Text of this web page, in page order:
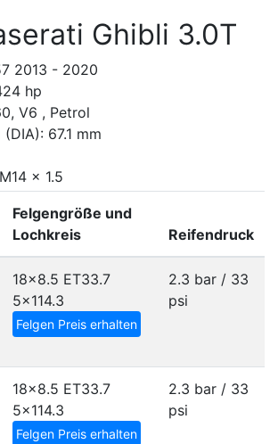
Ghibli 3.0T
2013 - 2020
hp
V6 , Petrol
67.1 mm
x 1.5
Felgengröße und
Lochkreis
Reifendruck
18x8.5 ET33.7
5x114.3
Felgen Preis erhalten
2.3 bar / 33
psi
18x8.5 ET33.7
5x114.3
Felgen Preis erhalten
2.3 bar / 33
psi